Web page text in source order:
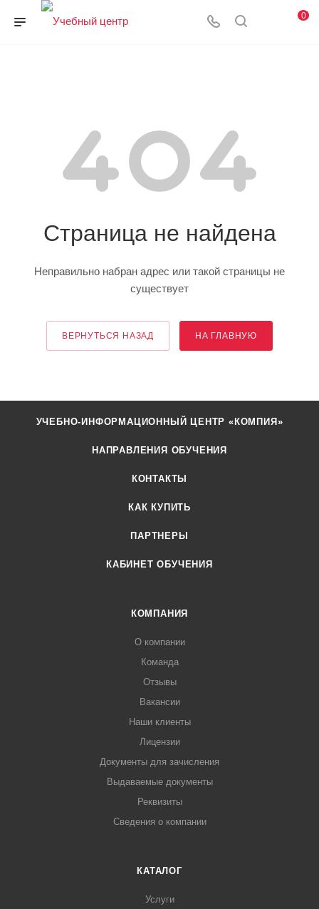
0
Страница не найдена
Неправильно набран адрес или такой страницы не
существует
ВЕРНУТЬСЯ НАЗАД НА ГЛАВНУЮ
УЧЕБНО-ИНФОРМАЦИОННЫЙ ЦЕНТР «КОМПИЯ»
НАПРАВЛЕНИЯ ОБУЧЕНИЯ
КОНТАКТЫ
КАК КУПИТЬ
ПАРТНЕРЫ
КАБИНЕТ ОБУЧЕНИЯ
КОМПАНИЯ
О компании
Команда
Отзывы
Вакансии
Наши клиенты
Лицензии
Документы для зачисления
Выдаваемые документы
Реквизиты
Сведения о компании
КАТАЛОГ
Услуги